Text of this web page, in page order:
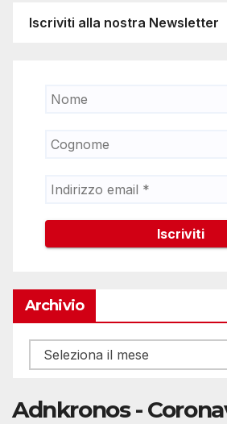
Iscriviti alla nostra Newsletter
Archivio
Archivio
Adnkronos -